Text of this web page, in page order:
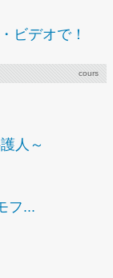
ビデオで！
cours
人～
フ...